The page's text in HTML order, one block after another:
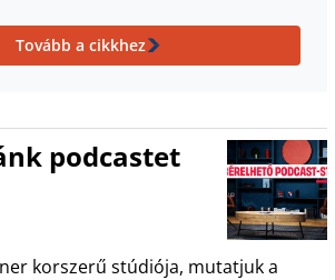
Tovább a cikkhez
podcastet
korszerű stúdiója, mutatjuk a